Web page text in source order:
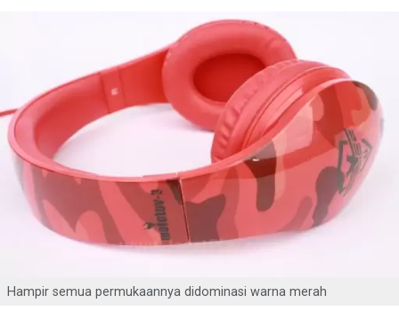
Hampir semua permukaannya didominasi warna merah